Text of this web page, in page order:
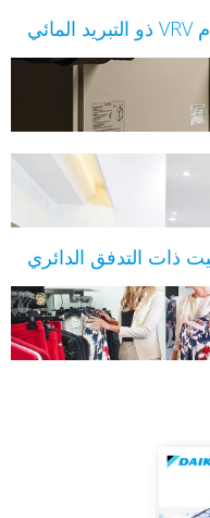
الدائري